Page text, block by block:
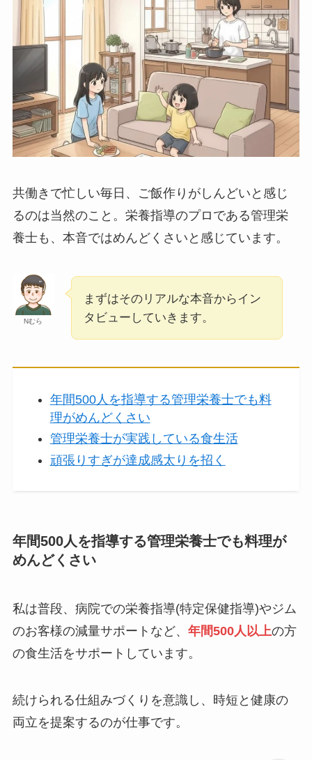
共働きで忙しい毎日、ご飯作りがしんどいと感じ
るのは当然のこと。栄養指導のプロである管理栄
養士も、本音ではめんどくさいと感じています。
Nむら
まずはそのリアルな本音からイン
タビューしていきます。
年間500人を指導する管理栄養士でも料
理がめんどくさい
管理栄養士が実践している食生活
頑張りすぎが達成感太りを招く
年間500人を指導する管理栄養士でも料理が
めんどくさい
私は普段、病院での栄養指導(特定保健指導)やジム
のお客様の減量サポートなど、 年間500人以上の方
の食生活をサポートしています。
続けられる仕組みづくりを意識し、時短と健康の
両立を提案するのが仕事です。